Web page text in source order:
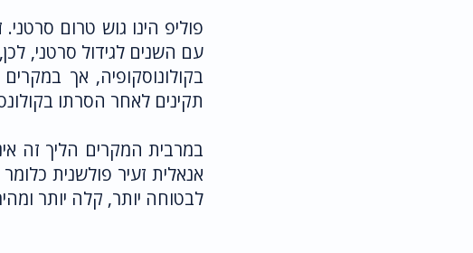
פוליפ הינו גוש טרום
עם השנים לגידול סרטני,
בקולונוסקופיה, אך
תקינים לאחר הסרתו
במרבית המקרים הליך זה
לבטוחה יותר, קלה יותר